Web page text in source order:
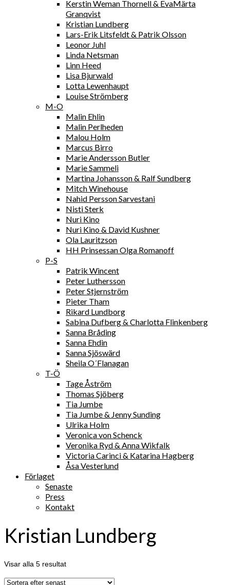
Kerstin Weman Thornell & EvaMärta
Granqvist
Kristian Lundberg
Lars-Erik Litsfeldt & Patrik Olsson
Leonor Juhl
Linda Netsman
Linn Heed
Lisa Bjurwald
Lotta Lewenhaupt
Louise Strömberg
M-O
Malin Ehlin
Malin Perlheden
Malou Holm
Marcus Birro
Marie Andersson Butler
Marie Sammeli
Martina Johansson & Ralf Sundberg
Mitch Winehouse
Nahid Persson Sarvestani
Nisti Sterk
Nuri Kino
Nuri Kino & David Kushner
Ola Lauritzson
HH Prinsessan Olga Romanoff
P-S
Patrik Wincent
Peter Luthersson
Peter Stjernström
Pieter Tham
Rikard Lundborg
Sabina Dufberg & Charlotta Flinkenberg
Sanna Bråding
Sanna Ehdin
Sanna Sjöswärd
Sheila O´Flanagan
T-Ö
Tage Åström
Thomas Sjöberg
Tia Jumbe
Tia Jumbe & Jenny Sunding
Ulrika Holm
Veronica von Schenck
Veronika Ryd & Anna Wikfalk
Victoria Carinci & Katarina Hagberg
Åsa Vesterlund
Förlaget
Senaste
Press
Kontakt
Kristian Lundberg
Visar alla 5 resultat